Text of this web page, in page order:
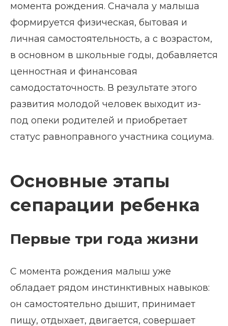
момента рождения. Сначала у малыша
формируется физическая, бытовая и
личная самостоятельность, а с возрастом,
в основном в школьные годы, добавляется
ценностная и финансовая
самодостаточность. В результате этого
развития молодой человек выходит из-
под опеки родителей и приобретает
статус равноправного участника социума.
Основные этапы
сепарации ребенка
Первые три года жизни
С момента рождения малыш уже
обладает рядом инстинктивных навыков:
он самостоятельно дышит, принимает
пищу, отдыхает, двигается, совершает